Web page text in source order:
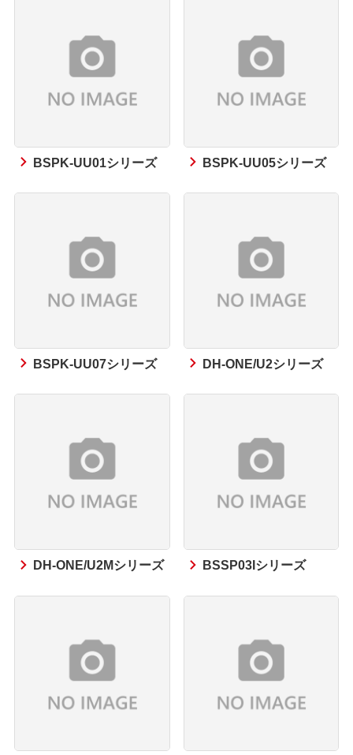
BSPK-UU01シリーズ BSPK-UU05シリーズ
BSPK-UU07シリーズ DH-ONE/U2シリーズ
DH-ONE/U2Mシリーズ BSSP03Iシリーズ